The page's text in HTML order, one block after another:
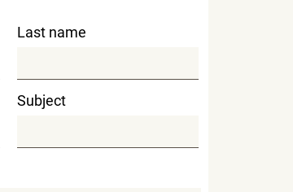
Last name
Subject